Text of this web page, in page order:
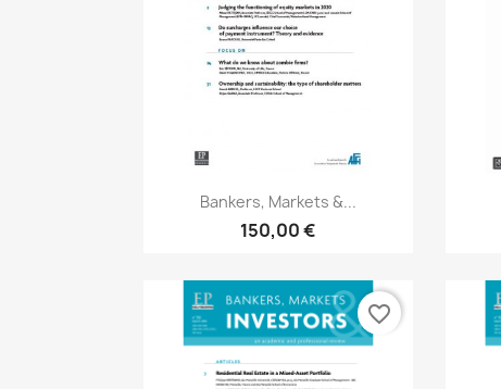
Aperçu rapide
Bankers, Markets &...
150,00 €
favorite_border